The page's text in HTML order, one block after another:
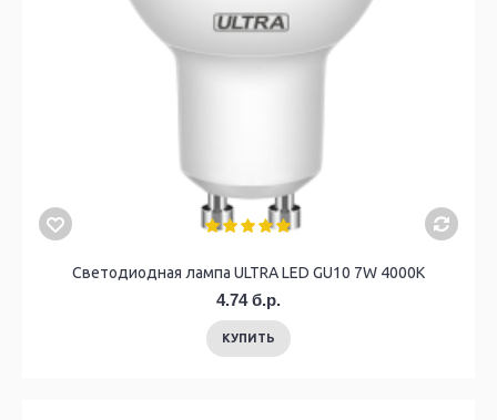
Светодиодная лампа ULTRA LED GU10 7W 4000K
4.74 б.р.
КУПИТЬ